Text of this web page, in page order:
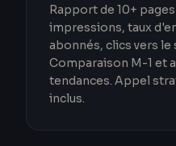
Rapport de 10+
impressions, taux
abonnés, clics vers
Comparaison M-1 et
tendances. Appel
inclus.